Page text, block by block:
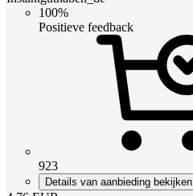
100%
Positieve feedback
923
Details van aanbieding bekijken